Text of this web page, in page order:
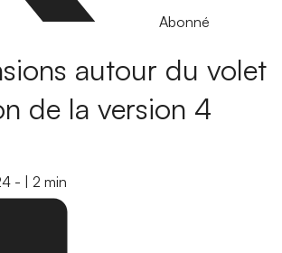
Abonné
autour du volet
de la version 4
- 2 min